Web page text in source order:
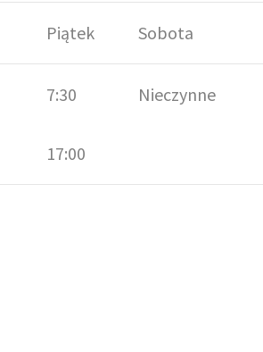
Piątek Sobota
7:30
17:00
Nieczynne